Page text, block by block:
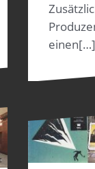
einen[…]